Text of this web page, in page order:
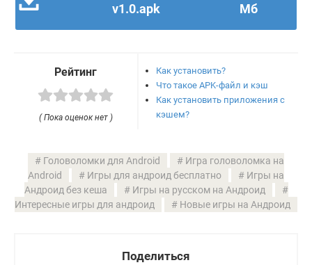
v1.0.apk
Мб
Рейтинг
( Пока оценок нет )
Как установить?
Что такое APK-файл и кэш
Как установить приложения с
кэшем?
Головоломки для Android
Игра головоломка на
Android
Игры для андроид бесплатно
Игры на
Андроид без кеша
Игры на русском на Андроид
Интересные игры для андроид
Новые игры на Андроид
Поделиться